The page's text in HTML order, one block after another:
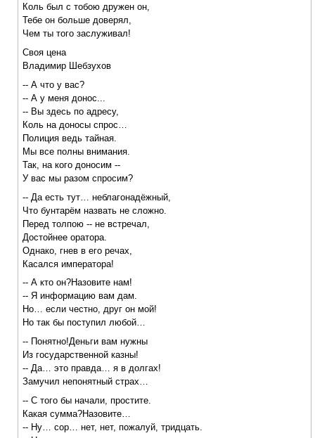
Коль был с тобою дружен он,
Тебе он больше доверял,
Чем ты того заслуживал!
Своя цена
Владимир Шебзухов
-- А что у вас?
-- А у меня донос...
-- Вы здесь по адресу,
Коль на доносы спрос…
Полиция ведь тайная.
Мы все полны внимания.
Так, на кого доносим --
У вас мы разом спросим?
-- Да есть тут… неблагонадёжный,
Что бунтарём назвать не сложно.
Перед толпою -- не встречал,
Достойнее оратора.
Однако, гнев в его речах,
Касался императора!
-- А кто он?Назовите нам!
-- Я информацию вам дам.
Но… если честно, друг он мой!
Но так бы поступил любой…
-- Понятно!Деньги вам нужны
Из государственной казны!
-- Да… это правда… я в долгах!
Замучил непонятный страх…
-- С того бы начали, простите.
Какая сумма?Назовите…
-- Ну… сор… нет, нет, пожалуй, тридцать.